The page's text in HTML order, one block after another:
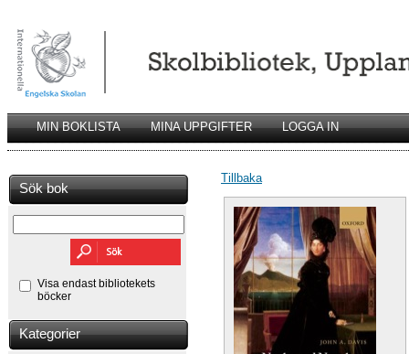
MIN BOKLISTA MINA UPPGIFTER LOGGA IN
Sök bok
Visa endast bibliotekets
böcker
Kategorier
Tillbaka